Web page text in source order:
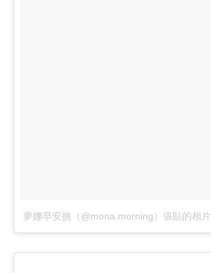
夢娜早安挑（@mona.morning）張貼的相片